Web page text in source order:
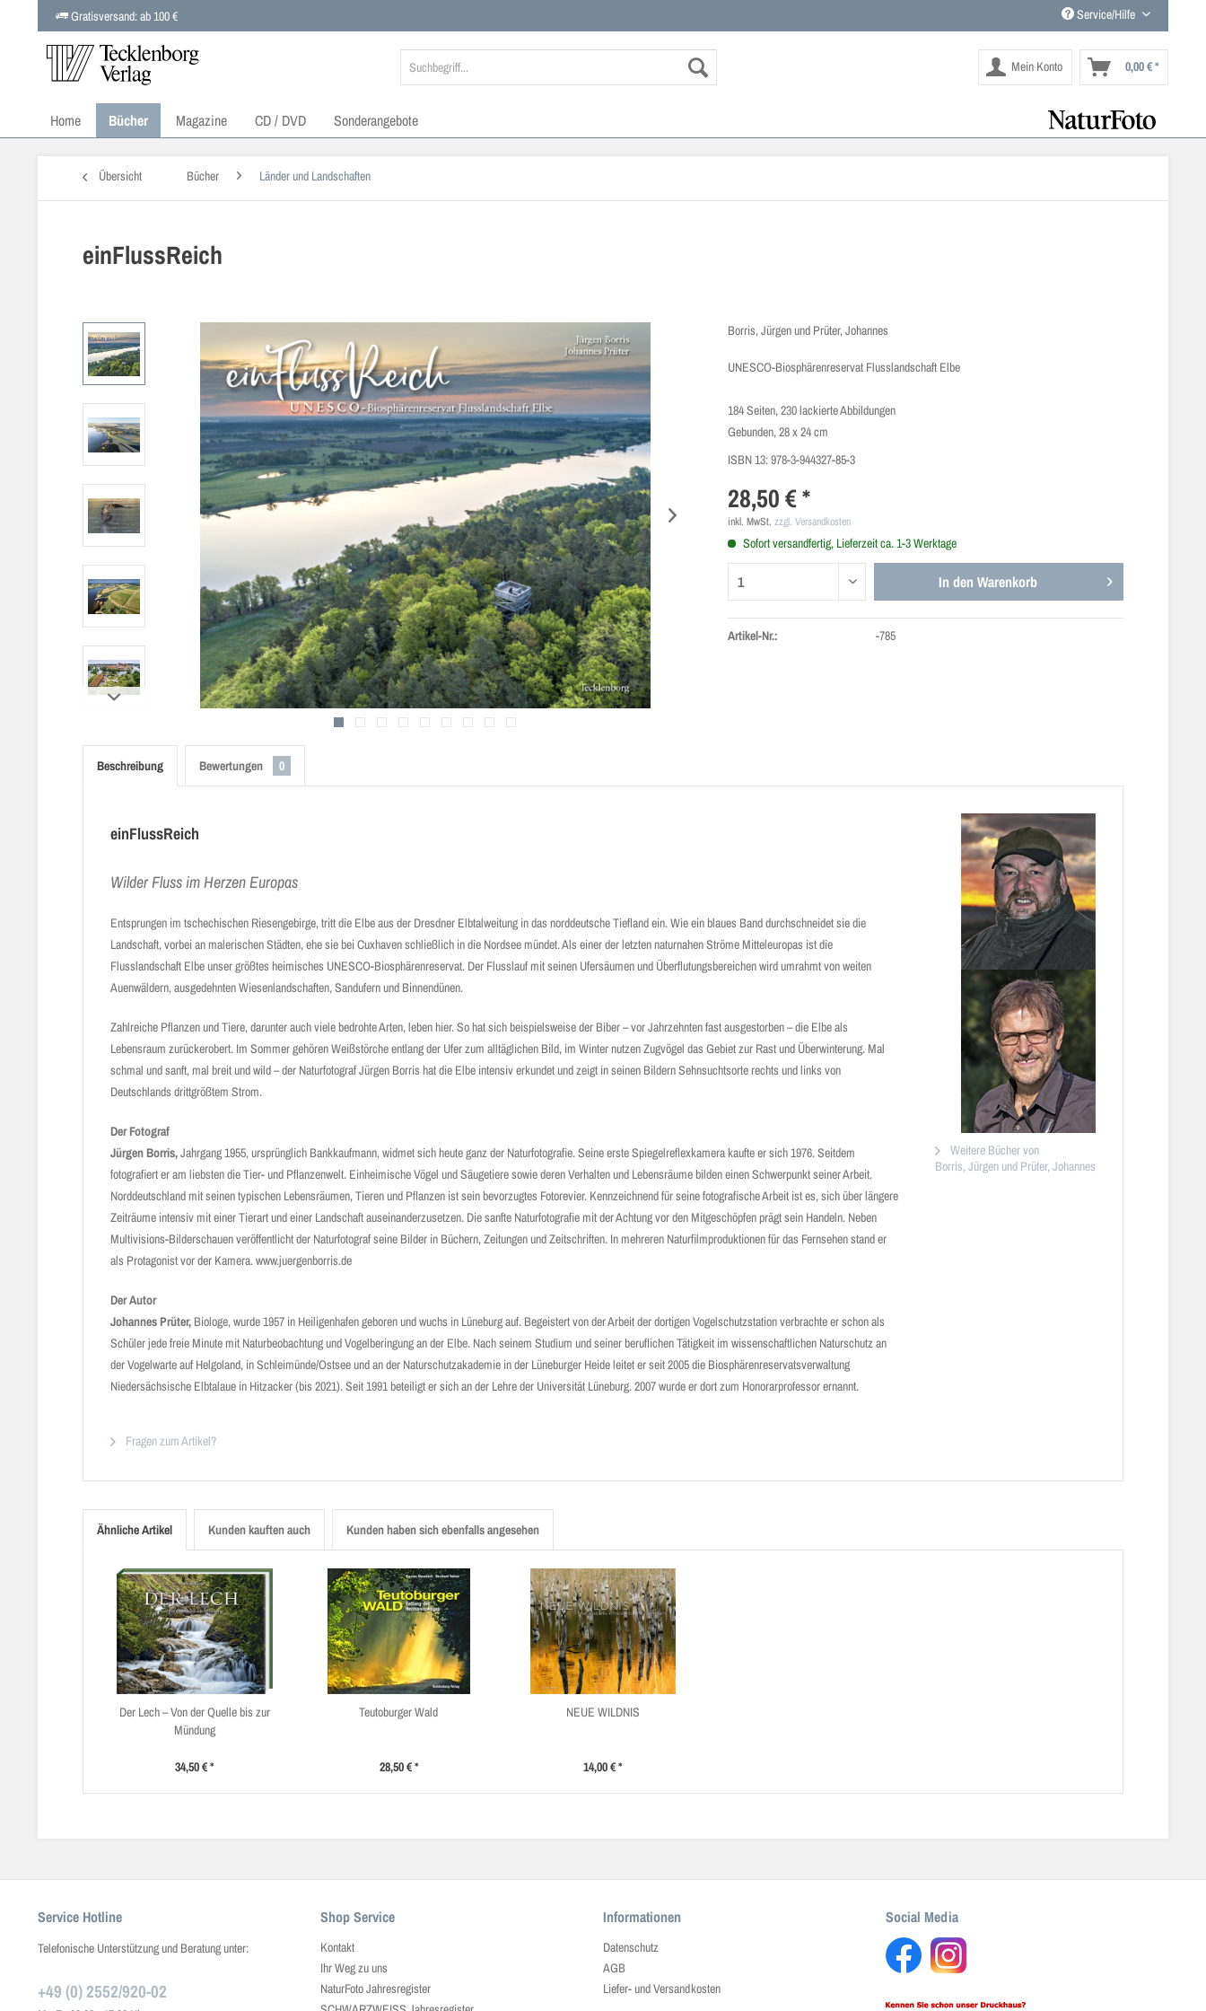
Gratisversand: ab 100 € Service/Hilfe
Mein Konto 0,00 € *
Home Bücher Magazine CD / DVD Sonderangebote
Übersicht Bücher Länder und Landschaften
einFlussReich
Borris, Jürgen und Prüter, Johannes
UNESCO-Biosphärenreservat Flusslandschaft Elbe
184 Seiten, 230 lackierte Abbildungen
Gebunden, 28 x 24 cm
ISBN 13:978-3-944327-85-3
28,50 € *
inkl. MwSt.zzgl. Versandkosten
Sofort versandfertig, Lieferzeit ca. 1-3 Werktage
In den Warenkorb
Artikel-Nr.: -785
Beschreibung Bewertungen 0
einFlussReich
Wilder Fluss im Herzen Europas
Entsprungen im tschechischen Riesengebirge, tritt die Elbe aus der Dresdner Elbtalweitung in das norddeutsche Tiefland ein. Wie ein blaues Band durchschneidet sie die
Landschaft, vorbei an malerischen Städten, ehe sie bei Cuxhaven schließlich in die Nordsee mündet. Als einer der letzten naturnahen Ströme Mitteleuropas ist die
Flusslandschaft Elbe unser größtes heimisches UNESCO-Biosphärenreservat. Der Flusslauf mit seinen Ufersäumen und Überflutungsbereichen wird umrahmt von weiten
Auenwäldern, ausgedehnten Wiesenlandschaften, Sandufern und Binnen­dünen.
Zahlreiche Pflanzen und Tiere, darunter auch viele bedrohte Arten, leben hier. So hat sich beispielsweise der Biber – vor Jahrzehnten fast ausgestorben – die Elbe als
Lebensraum zurückerobert. Im Sommer gehören Weißstörche entlang der Ufer zum alltäglichen Bild, im Winter nutzen Zugvögel das Gebiet zur Rast und Überwinterung. Mal
schmal und sanft, mal breit und wild – der Naturfotograf Jürgen Borris hat die Elbe intensiv erkundet und zeigt in seinen Bildern Sehnsuchtsorte rechts und links von
Deutschlands drittgrößtem Strom.
Der Fotograf
Jürgen Borris,Jahrgang 1955, ursprünglich Bankkaufmann, widmet sich heute ganz der Naturfotografie. Seine erste Spiegel­reflexkamera kaufte er sich 1976. Seitdem
fotografiert er am liebsten die Tier- und Pflanzenwelt. Einheimische Vögel und Säugetiere sowie deren Verhalten und Lebensräume bilden einen Schwerpunkt seiner Arbeit.
Norddeutschland mit seinen typischen Lebensräumen, Tieren und Pflanzen ist sein bevorzugtes Fotorevier. Kennzeichnend für seine fotografische Arbeit ist es, sich über längere
Zeiträume intensiv mit einer Tierart und einer Landschaft auseinanderzusetzen. Die sanfte Naturfotografie mit der Achtung vor den Mitgeschöpfen prägt sein Handeln. Neben
Multivisions-Bilderschauen veröffentlicht der Natur­fotograf seine Bilder in Büchern, Zeitungen und Zeitschriften. In mehreren Naturfilmproduktionen für das Fernsehen stand er
als Protagonist vor der Kamera. www.juergenborris.de
Der Autor
Johannes Prüter, Biologe, wurde 1957 in Heiligenhafen geboren und wuchs in Lüneburg auf. Begeistert von der Arbeit der dortigen Vogelschutzstation verbrachte er schon als
Schüler jede freie Minute mit Naturbeobachtung und Vogelberingung an der Elbe. Nach seinem Studium und seiner beruflichen Tätigkeit im wissenschaftlichen Naturschutz an
der Vogelwarte auf Helgoland, in Schleimünde/Ostsee und an der Naturschutzakademie in der Lüneburger Heide leitet er seit 2005 die Biosphärenreservatsverwaltung
Niedersächsische Elbtalaue in Hitzacker (bis 2021). Seit 1991 beteiligt er sich an der Lehre der Universität Lüneburg. 2007 wurde er dort zum Honorarprofessor ernannt.
Fragen zum Artikel?
Weitere Bücher von
Borris, Jürgen und Prüter, Johannes
Ähnliche Artikel Kunden kauften auch Kunden haben sich ebenfalls angesehen
Der Lech – Von der Quelle bis zur
Mündung
34,50 € *
Teutoburger Wald
28,50 € *
NEUE WILDNIS
14,00 € *
Service Hotline
Telefonische Unterstützung und Beratung unter:
+49 (0) 2552/920-02
Shop Service
Kontakt
Ihr Weg zu uns
NaturFoto Jahresregister
Informationen
Datenschutz
AGB
Liefer- und Versandkosten
Social Media